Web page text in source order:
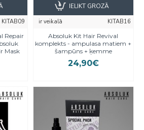
KITAB09
Repair
Mask
ir veikalā
KITAB16
Absoluk Kit Hair Revival
komplekts - ampulasа matiem +
šampūns + ķemme
24,90€
IELIKT GROZĀ